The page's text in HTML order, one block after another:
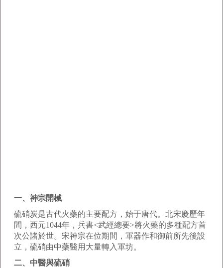
一、神宗開械
硫硝炭是古代火藥的主要配方，始于唐代。北宋慶歷年
間，西元1044年，兵書<武經總要>將火藥的多種配方首
次公諸於世。宋神宗在位期間，軍器作和御前所先後設
立，硫硝由中藥醫用大量轉入軍坊。
二、中醫與硫硝